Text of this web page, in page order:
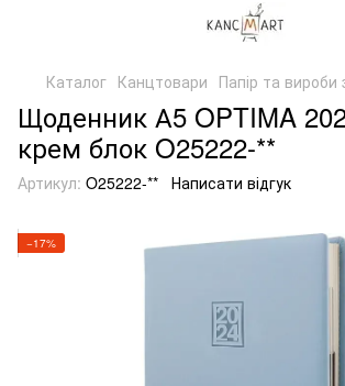
Каталог Канцтовари Папір та вироби
Щоденник А5 OPTIMA
крем блок O25222-**
Артикул: O25222-** Написати відгук
−17%